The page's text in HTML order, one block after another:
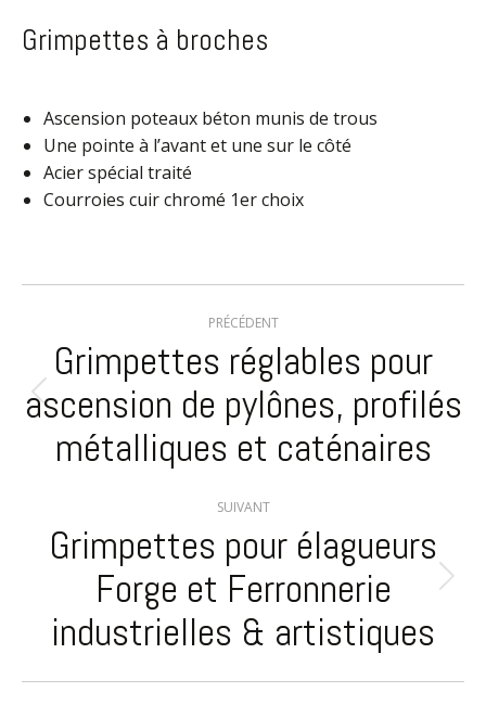
Grimpettes à broches
Ascension poteaux béton munis de trous
Une pointe à l’avant et une sur le côté
Acier spécial traité
Courroies cuir chromé 1er choix
commentaire
PRÉCÉDENT
Onglet
précédent
Grimpettes réglables pour
ascension de pylônes, profilés
métalliques et caténaires
SUIVANT
Projets
similaires
Grimpettes pour élagueurs
Forge et Ferronnerie
industrielles & artistiques